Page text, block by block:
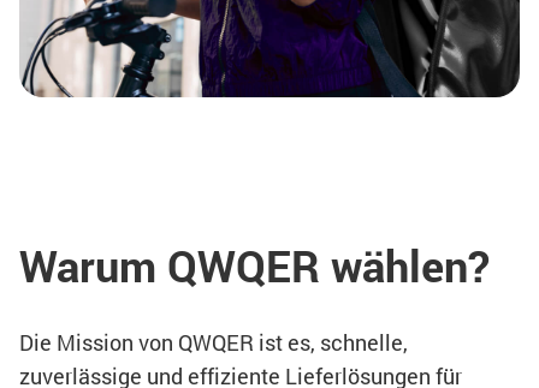
Warum QWQER wählen?
Die Mission von QWQER ist es, schnelle,
zuverlässige und effiziente Lieferlösungen für